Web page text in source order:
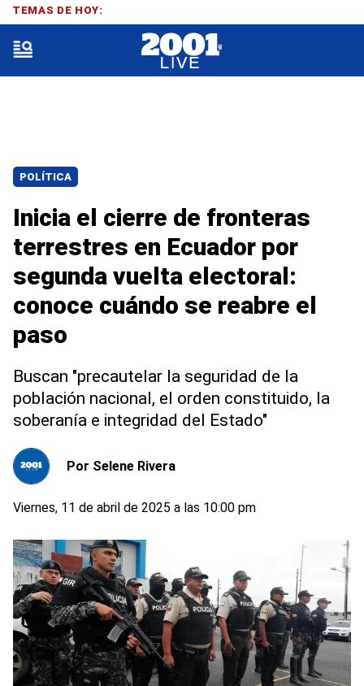
POLÍTICA
Inicia el cierre de fronteras
terrestres en Ecuador por
segunda vuelta electoral:
conoce cuándo se reabre el
paso
Buscan "precautelar la seguridad de la
población nacional, el orden constituido, la
soberanía e integridad del Estado"
Por Selene Rivera
Viernes, 11 de abril de 2025 a las 10:00 pm
TEMAS DE HOY: